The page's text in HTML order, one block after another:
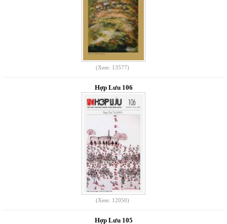
(Xem: 13577)
Hợp Lưu 106
(Xem: 12050)
Hợp Lưu 105